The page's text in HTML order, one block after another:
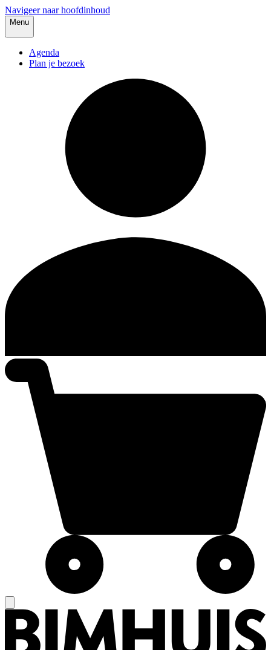
Navigeer naar hoofdinhoud
Menu
Agenda
Plan je bezoek